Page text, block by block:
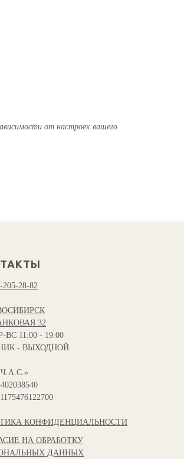
от настроек вашего
205-28-82
32
ВС 11:00 - 19:00
- ВЫХОДНОЙ
КОНФИДЕНЦИАЛЬНОСТИ
НА ОБРАБОТКУ
ДАННЫХ